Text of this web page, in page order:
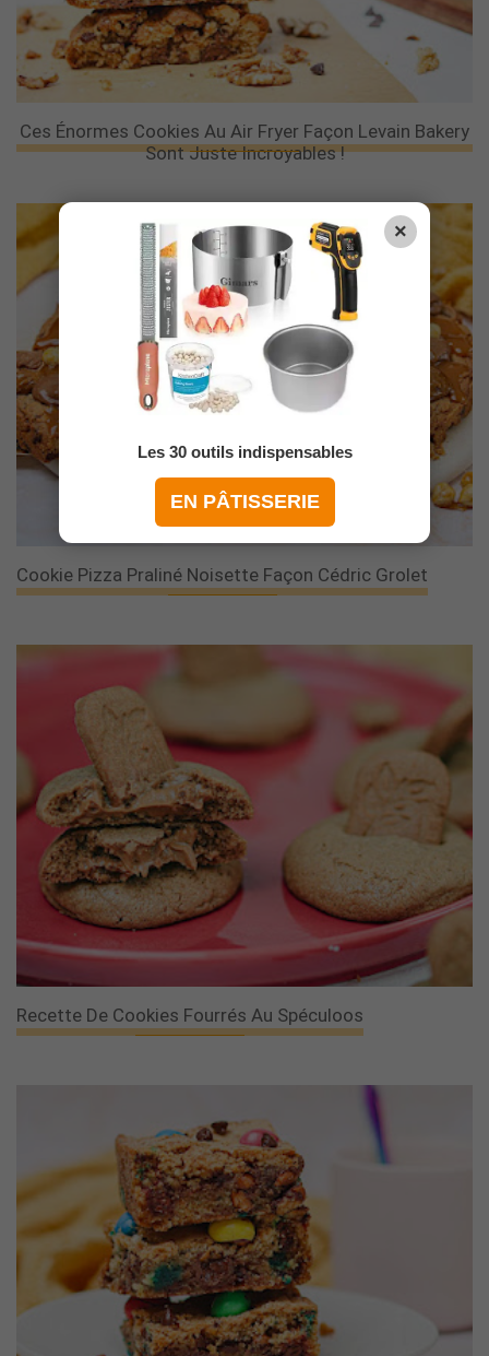
Ces Énormes Cookies Au Air Fryer Façon Levain Bakery
Sont Juste Incroyables !
Cookie Pizza Praliné Noisette Façon Cédric Grolet
Recette De Cookies Fourrés Au Spéculoos
×
Les 30 outils indispensables
EN PÂTISSERIE